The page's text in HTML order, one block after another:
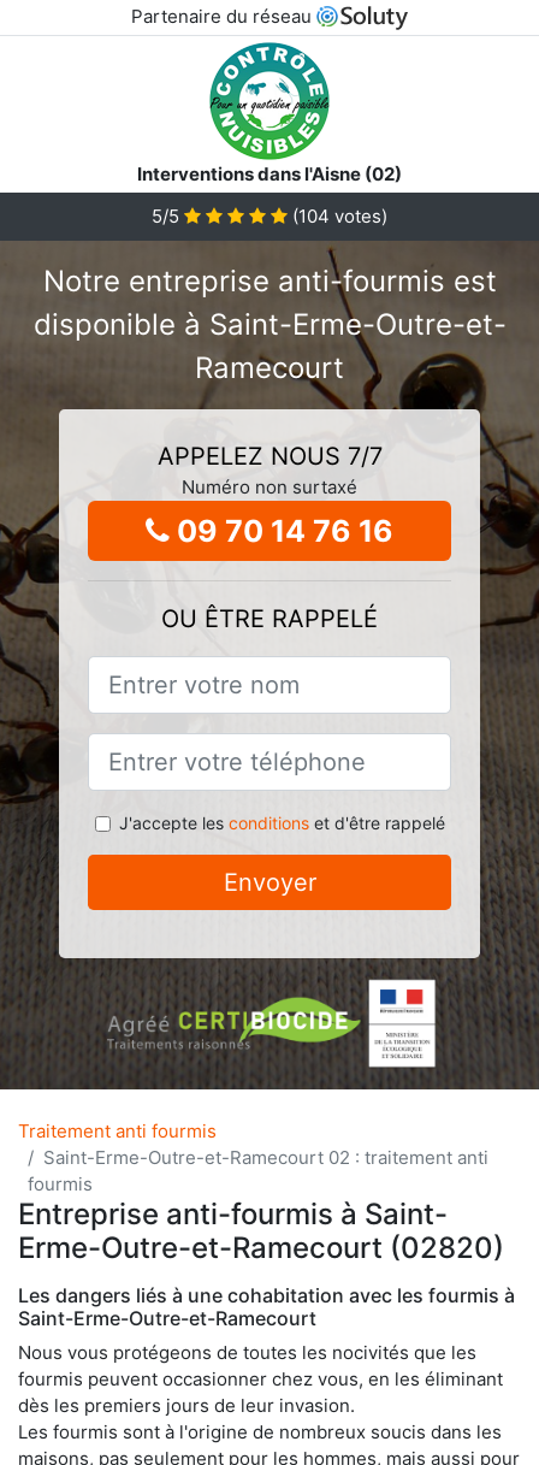
Partenaire du réseau
Interventions dans l'Aisne (02)
5/5
(104 votes)
Notre entreprise anti-fourmis est
disponible à Saint-Erme-Outre-et-
Ramecourt
APPELEZ NOUS 7/7
Numéro non surtaxé
09 70 14 76 16
OU ÊTRE RAPPELÉ
J'accepte les conditionset d'être rappelé
Envoyer
Traitement anti fourmis
Saint-Erme-Outre-et-Ramecourt 02 : traitement anti
fourmis
Entreprise anti-fourmis à Saint-
Erme-Outre-et-Ramecourt (02820)
Les dangers liés à une cohabitation avec les fourmis à
Saint-Erme-Outre-et-Ramecourt
Nous vous protégeons de toutes les nocivités que les
fourmis peuvent occasionner chez vous, en les éliminant
dès les premiers jours de leur invasion.
Les fourmis sont à l'origine de nombreux soucis dans les
maisons, pas seulement pour les hommes, mais aussi pour